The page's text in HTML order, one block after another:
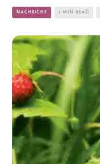
NACHRICHT 1 MIN READ